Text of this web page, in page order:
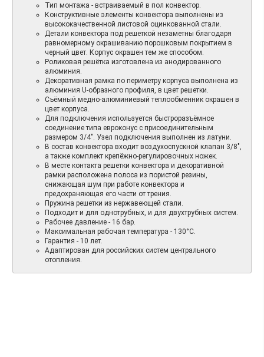
Тип монтажа - встраиваемый в пол конвектор.
Конструктивные элементы конвектора выполнены из
высококачественной листовой оцинкованной стали.
Детали конвектора под решеткой незаметны благодаря
равномерному окрашиванию порошковым покрытием в
черный цвет. Корпус окрашен тем же способом.
Роликовая решётка изготовлена из анодированного
алюминия.
Декоративная рамка по периметру корпуса выполнена из
алюминия U-образного профиля, в цвет решетки.
Съёмный медно-алюминиевый теплообменник окрашен в
цвет корпуса.
Для подключения используется быстроразъёмное
соединение типа евроконус с присоединительным
размером 3/4". Узел подключения выполнен из латуни.
В состав конвектора входит воздухоспускной клапан 3/8",
а также комплект крепёжно-регулировочных ножек.
В месте контакта решетки конвектора и декоративной
рамки расположена полоса из пористой резины,
снижающая шум при работе конвектора и
предохраняющая его части от трения.
Пружина решетки из нержавеющей стали.
Подходит и для однотрубных, и для двухтрубных систем.
Рабочее давление - 16 бар.
Максимальная рабочая температура - 130°С.
Гарантия - 10 лет.
Адаптирован для российских систем центрального
отопления.